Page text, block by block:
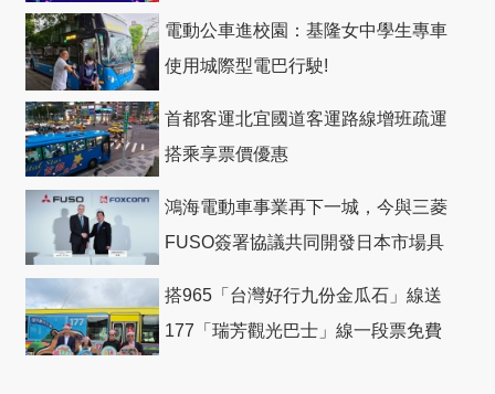
電動公車進校園：基隆女中學生專車
使用城際型電巴行駛!
首都客運北宜國道客運路線增班疏運
搭乘享票價優惠
鴻海電動車事業再下一城，今與三菱
FUSO簽署協議共同開發日本市場具
搭965「台灣好行九份金瓜石」線送
177「瑞芳觀光巴士」線一段票免費